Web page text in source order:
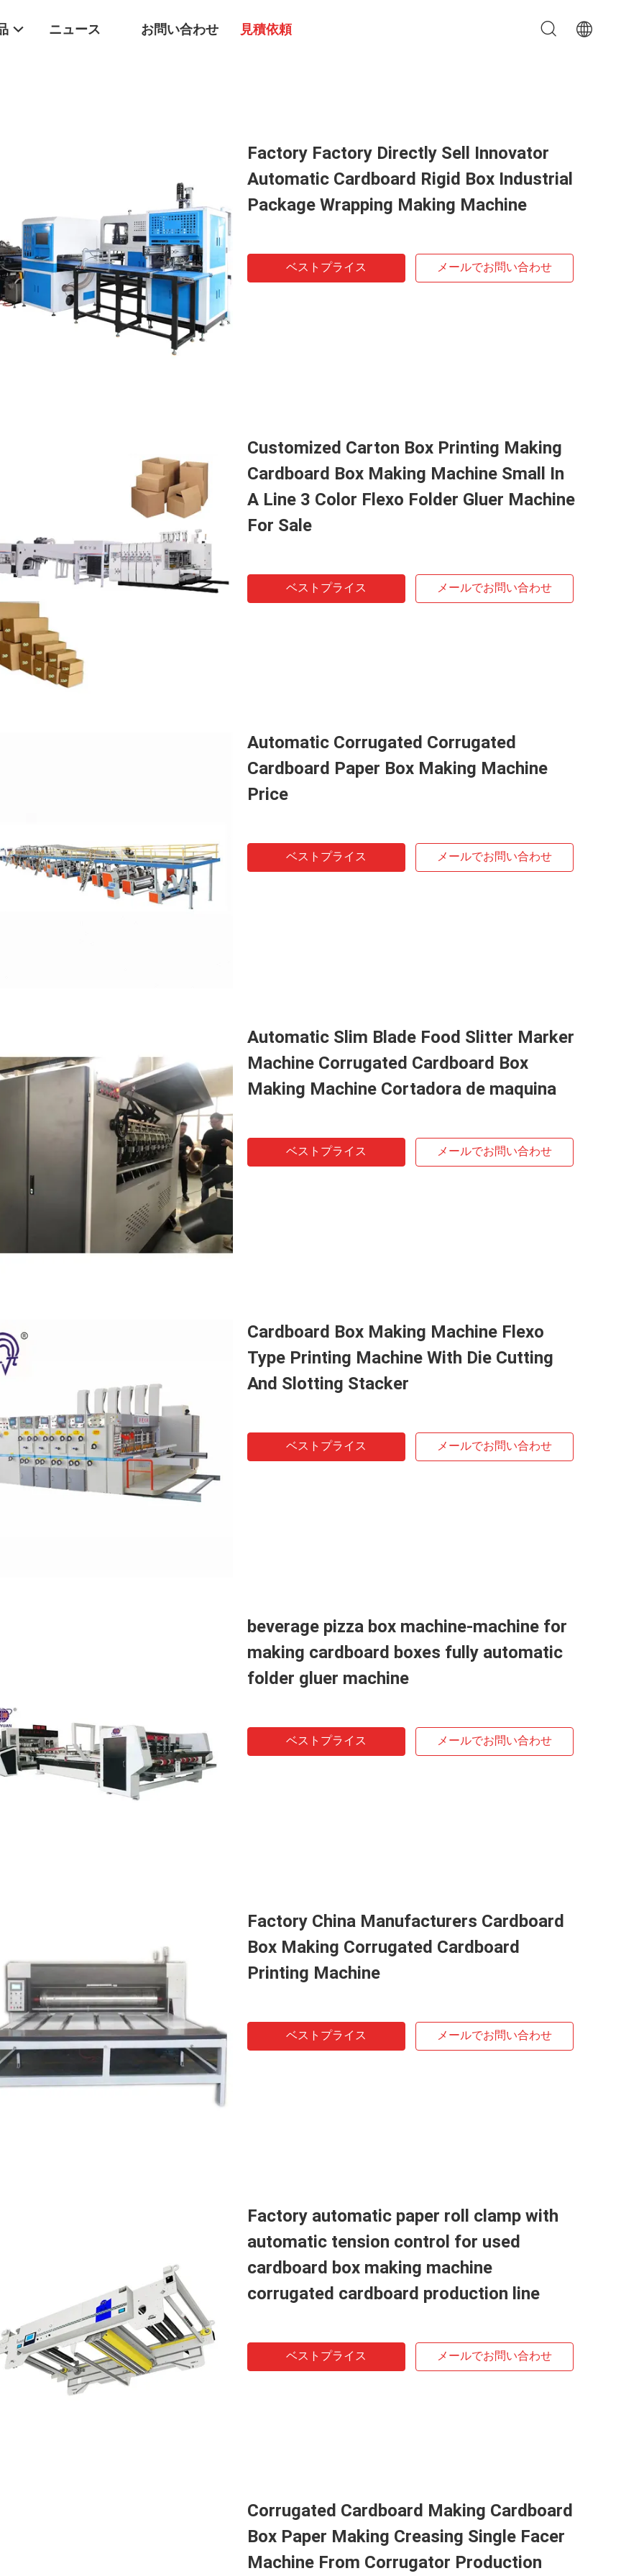
ニュース お問い合わせ 見積依頼
Factory Factory Directly Sell Innovator
Automatic Cardboard Rigid Box Industrial
Package Wrapping Making Machine
ベストプライス メールでお問い合わせ
Customized Carton Box Printing Making
Cardboard Box Making Machine Small In
A Line 3 Color Flexo Folder Gluer Machine
For Sale
ベストプライス メールでお問い合わせ
Automatic Corrugated Corrugated
Cardboard Paper Box Making Machine
Price
ベストプライス メールでお問い合わせ
Automatic Slim Blade Food Slitter Marker
Machine Corrugated Cardboard Box
Making Machine Cortadora de maquina
ベストプライス メールでお問い合わせ
Cardboard Box Making Machine Flexo
Type Printing Machine With Die Cutting
And Slotting Stacker
ベストプライス メールでお問い合わせ
beverage pizza box machine-machine for
making cardboard boxes fully automatic
folder gluer machine
ベストプライス メールでお問い合わせ
Factory China Manufacturers Cardboard
Box Making Corrugated Cardboard
Printing Machine
ベストプライス メールでお問い合わせ
Factory automatic paper roll clamp with
automatic tension control for used
cardboard box making machine
corrugated cardboard production line
ベストプライス メールでお問い合わせ
Corrugated Cardboard Making Cardboard
Box Paper Making Creasing Single Facer
Machine From Corrugator Production